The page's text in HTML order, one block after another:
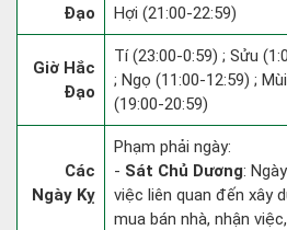
Đạo
Hợi (21:00-22:59)
Giờ Hắc
Đạo
Tí (23:00-0:59) ; Sửu
; Ngọ (11:00-12:59) ;
(19:00-20:59)
Các
Ngày Kỵ
Phạm phải ngày:
- Sát Chủ Dương:
việc liên quan đến xây
mua bán nhà, nhận